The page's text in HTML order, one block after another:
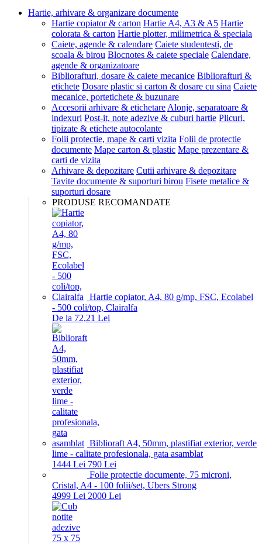
Hartie, arhivare & organizare documente
Hartie copiator & carton Hartie A4, A3 & A5 Hartie
colorata & carton Hartie plotter, milimetrica & speciala
Caiete, agende & calendare Caiete studentesti, de
scoala & birou Blocnotes & caiete speciale Calendare,
agende & organizatoare
Bibliorafturi, dosare & caiete mecanice Bibliorafturi &
etichete Dosare plastic si carton & dosare cu sina Caiete
mecanice, portetichete & buzunare
Accesorii arhivare & etichetare Alonje, separatoare &
indexuri Post-it, note adezive & cuburi hartie Plicuri,
tipizate & etichete autocolante
Folii protectie, mape & carti vizita Folii de protectie
documente Mape carton & plastic Mape prezentare &
carti de vizita
Arhivare & depozitare Cutii arhivare & depozitare
Tavite documente & suporturi birou Fisete metalice &
suporturi dosare
PRODUSE RECOMANDATE
Hartie copiator, A4, 80 g/mp, FSC, Ecolabel
- 500 coli/top, Clairalfa
De la 72,21 Lei
Biblioraft A4, 50mm, plastifiat exterior, verde
lime - calitate profesionala, gata asamblat
1444 Lei 790 Lei
Folie protectie documente, 75 microni,
Cristal, A4 - 100 folii/set, Ubers Strong
4999 Lei 2000 Lei